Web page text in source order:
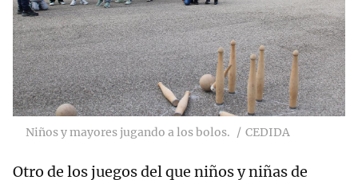
Niños y mayores jugando a los bolos. CEDIDA
Otro de los juegos del que niños y niñas de